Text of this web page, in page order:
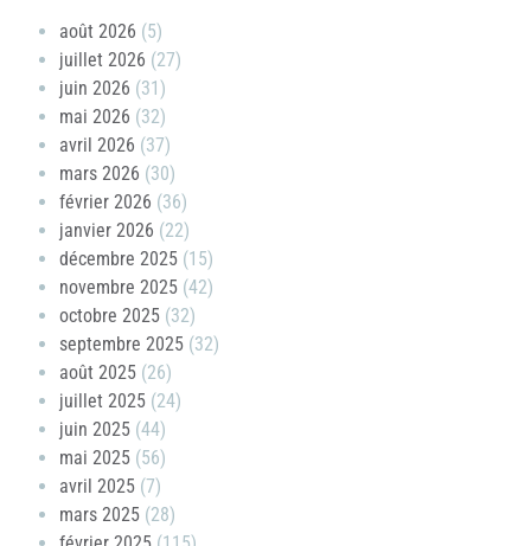
août 2026 (5)
juillet 2026 (27)
juin 2026 (31)
mai 2026 (32)
avril 2026 (37)
mars 2026 (30)
février 2026 (36)
janvier 2026 (22)
décembre 2025 (15)
novembre 2025 (42)
octobre 2025 (32)
septembre 2025 (32)
août 2025 (26)
juillet 2025 (24)
juin 2025 (44)
mai 2025 (56)
avril 2025 (7)
mars 2025 (28)